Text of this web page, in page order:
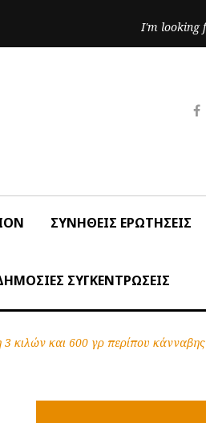
ΣΥΝΗΘΕΙΣ ΕΡΩΤΗΣΕΙΣ
ΣΥΓΚΕΝΤΡΩΣΕΙΣ
κιλών και 600 γρ περίπου κάνναβης